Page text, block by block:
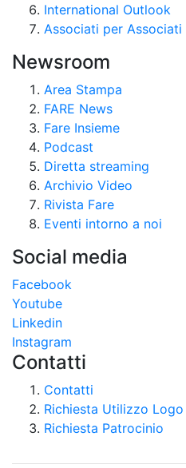
International Outlook
Associati per Associati
Newsroom
Area Stampa
FARE News
Fare Insieme
Podcast
Diretta streaming
Archivio Video
Rivista Fare
Eventi intorno a noi
Social media
Facebook
Youtube
Linkedin
Instagram
Contatti
Contatti
Richiesta Utilizzo Logo
Richiesta Patrocinio